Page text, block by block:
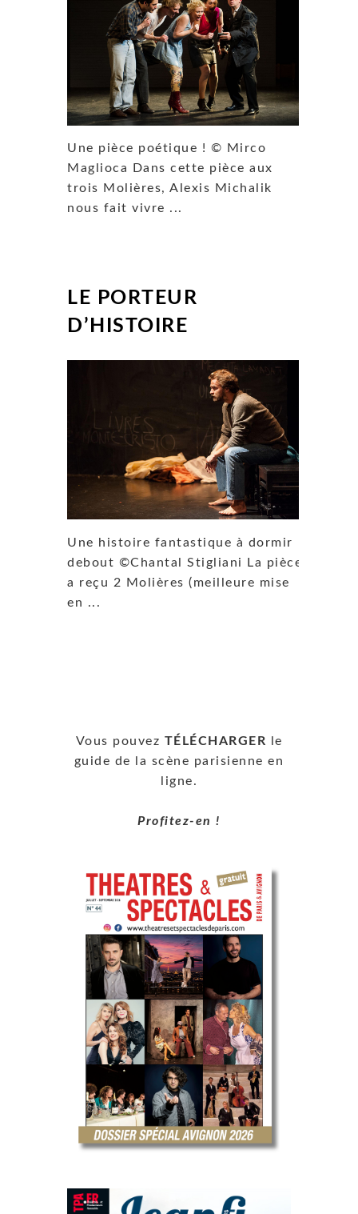
Une pièce poétique ! © Mirco
Maglioca Dans cette pièce aux
trois Molières, Alexis Michalik
nous fait vivre ...
LE PORTEUR
D’HISTOIRE
Une histoire fantastique à dormir
debout ©Chantal Stigliani La pièce
a reçu 2 Molières (meilleure mise
en ...
Vous pouvez TÉLÉCHARGER le
guide de la scène parisienne en
ligne.
Profitez-en !